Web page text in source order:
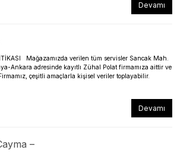
Devamı
Mağazamızda verilen tüm servisler Sancak Mah.
Ankara adresinde kayıtlı Zühal Polat firmamıza aittir ve
çeşitli amaçlarla kişisel veriler toplayabilir.
Devamı
–